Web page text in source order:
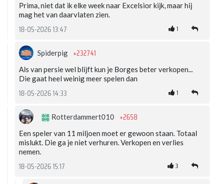
Prima, niet dat ik elke week naar Excelsior kijk, maar hij
mag het van daarvlaten zien.
18-05-2026 13:47 1
Spiderpig +232741
Als van persie wel blijft kun je Borges beter verkopen...
Die gaat heel weinig meer spelen dan
18-05-2026 14:33 1
Rotterdammert010 +2658
Een speler van 11 miljoen moet er gewoon staan. Totaal
mislukt. Die ga je niet verhuren. Verkopen en verlies
nemen.
18-05-2026 15:17 3